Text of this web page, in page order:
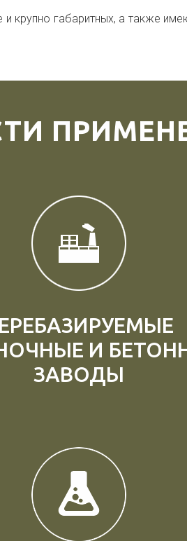
и крупно габаритных, а также
И
ЗАВОДЫ